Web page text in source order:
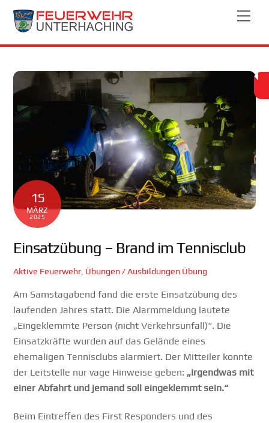
Skip
15
MÄRZ
2025
Einsatzübung – Brand im Tennisclub
Aktive Feuerwehr Übungen / Ausbildungen Übung
Am Samstagabend fand die erste Einsatzübung des
laufenden Jahres statt. Die Alarmmeldung lautete
„Eingeklemmte Person (nicht Verkehrsunfall)“. Die
Einsatzkräfte wurden auf das Gelände eines
ehemaligen Tennisclubs alarmiert. Der Mitteiler konnte
der Leitstelle nur vage Hinweise geben: „Irgendwas mit
einer Abfahrt und jemand soll eingeklemmt sein.“
Beim Eintreffen des First Responders und des